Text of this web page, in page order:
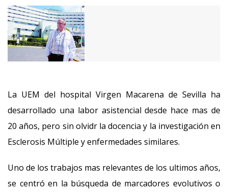
La UEM del hospital Virgen Macarena de Sevilla ha
desarrollado una labor asistencial desde hace mas de
20 años, pero sin olvidr la docencia y la investigación en
Esclerosis Múltiple y enfermedades similares.
Uno de los trabajos mas relevantes de los ultimos años,
se centró en la búsqueda de marcadores evolutivos o